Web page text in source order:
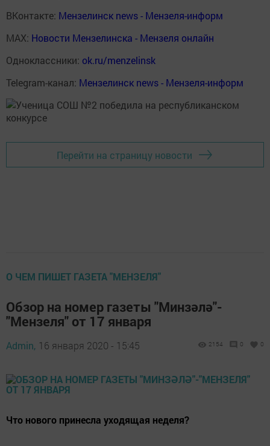
ВКонтакте: Мензелинск news - Мензеля-информ
MAX: Новости Мензелинска - Мензеля онлайн
Одноклассники: ok.ru/menzelinsk
Telegram-канал: Мензелинск news - Мензеля-информ
Перейти на страницу новости
О ЧЕМ ПИШЕТ ГАЗЕТА "МЕНЗЕЛЯ"
Обзор на номер газеты "Минзәлә"-
"Мензеля" от 17 января
Admin, 16 января 2020 - 15:45 2154 0 0
Что нового принесла уходящая неделя?